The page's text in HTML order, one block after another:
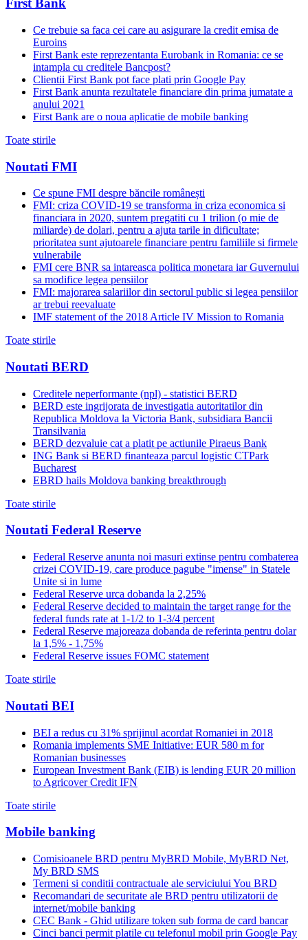
First Bank
Ce trebuie sa faca cei care au asigurare la credit emisa de
Euroins
First Bank este reprezentanta Eurobank in Romania: ce se
intampla cu creditele Bancpost?
Clientii First Bank pot face plati prin Google Pay
First Bank anunta rezultatele financiare din prima jumatate a
anului 2021
First Bank are o noua aplicatie de mobile banking
Toate stirile
Noutati FMI
Ce spune FMI despre băncile românești
FMI: criza COVID-19 se transforma in criza economica si
financiara in 2020, suntem pregatiti cu 1 trilion (o mie de
miliarde) de dolari, pentru a ajuta tarile in dificultate;
prioritatea sunt ajutoarele financiare pentru familiile si firmele
vulnerabile
FMI cere BNR sa intareasca politica monetara iar Guvernului
sa modifice legea pensiilor
FMI: majorarea salariilor din sectorul public si legea pensiilor
ar trebui reevaluate
IMF statement of the 2018 Article IV Mission to Romania
Toate stirile
Noutati BERD
Creditele neperformante (npl) - statistici BERD
BERD este ingrijorata de investigatia autoritatilor din
Republica Moldova la Victoria Bank, subsidiara Bancii
Transilvania
BERD dezvaluie cat a platit pe actiunile Piraeus Bank
ING Bank si BERD finanteaza parcul logistic CTPark
Bucharest
EBRD hails Moldova banking breakthrough
Toate stirile
Noutati Federal Reserve
Federal Reserve anunta noi masuri extinse pentru combaterea
crizei COVID-19, care produce pagube "imense" in Statele
Unite si in lume
Federal Reserve urca dobanda la 2,25%
Federal Reserve decided to maintain the target range for the
federal funds rate at 1-1/2 to 1-3/4 percent
Federal Reserve majoreaza dobanda de referinta pentru dolar
la 1,5% - 1,75%
Federal Reserve issues FOMC statement
Toate stirile
Noutati BEI
BEI a redus cu 31% sprijinul acordat Romaniei in 2018
Romania implements SME Initiative: EUR 580 m for
Romanian businesses
European Investment Bank (EIB) is lending EUR 20 million
to Agricover Credit IFN
Toate stirile
Mobile banking
Comisioanele BRD pentru MyBRD Mobile, MyBRD Net,
My BRD SMS
Termeni si conditii contractuale ale serviciului You BRD
Recomandari de securitate ale BRD pentru utilizatorii de
internet/mobile banking
CEC Bank - Ghid utilizare token sub forma de card bancar
Cinci banci permit platile cu telefonul mobil prin Google Pay